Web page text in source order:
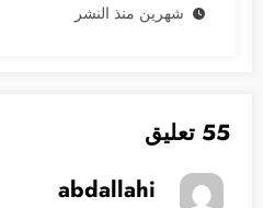
شهرين منذ النشر
55 تعليق
abdallahi